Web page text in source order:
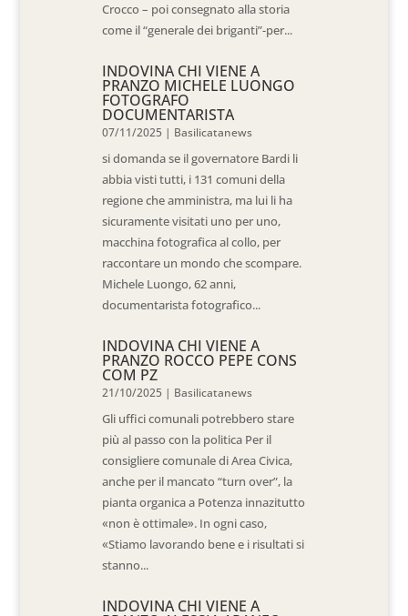
Crocco – poi consegnato alla storia
come il “generale dei briganti”-per...
INDOVINA CHI VIENE A
PRANZO MICHELE LUONGO
FOTOGRAFO
DOCUMENTARISTA
07/11/2025 | Basilicatanews
si domanda se il governatore Bardi li
abbia visti tutti, i 131 comuni della
regione che amministra, ma lui li ha
sicuramente visitati uno per uno,
macchina fotografica al collo, per
raccontare un mondo che scompare.
Michele Luongo, 62 anni,
documentarista fotografico...
INDOVINA CHI VIENE A
PRANZO ROCCO PEPE CONS
COM PZ
21/10/2025 | Basilicatanews
Gli uffici comunali potrebbero stare
più al passo con la politica Per il
consigliere comunale di Area Civica,
anche per il mancato “turn over”, la
pianta organica a Potenza innazitutto
«non è ottimale». In ogni caso,
«Stiamo lavorando bene e i risultati si
stanno...
INDOVINA CHI VIENE A